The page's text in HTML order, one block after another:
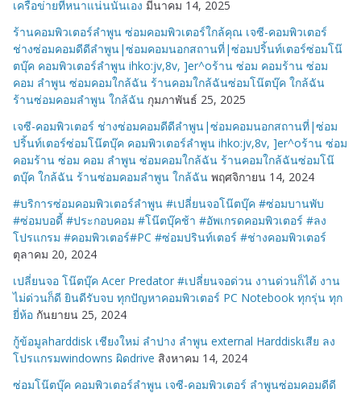
เครือข่ายที่หนาแน่นนั่นเอง มีนาคม 14, 2025
ร้านคอมพิวเตอร์ลำพูน ซ่อมคอมพิวเตอร์ใกล้คุณ เจซี-คอมพิวเตอร์
ช่างซ่อมคอมดีดีลำพูน|ซ่อมคอมนอกสถานที่|ซ่อมปริ้นท์เตอร์ซ่อมโน๊
ตบุ๊ค คอมพิวเตอร์ลำพูน ihko:jv,8v, ]er^oร้าน ซ่อม คอมร้าน ซ่อม
คอม ลำพูน ซ่อมคอมใกล้ฉัน ร้านคอมใกล้ฉันซ่อมโน๊ตบุ๊ค ใกล้ฉัน
ร้านซ่อมคอมลำพูน ใกล้ฉัน กุมภาพันธ์ 25, 2025
เจซี-คอมพิวเตอร์ ช่างซ่อมคอมดีดีลำพูน|ซ่อมคอมนอกสถานที่|ซ่อม
ปริ้นท์เตอร์ซ่อมโน๊ตบุ๊ค คอมพิวเตอร์ลำพูน ihko:jv,8v, ]er^oร้าน ซ่อม
คอมร้าน ซ่อม คอม ลำพูน ซ่อมคอมใกล้ฉัน ร้านคอมใกล้ฉันซ่อมโน๊
ตบุ๊ค ใกล้ฉัน ร้านซ่อมคอมลำพูน ใกล้ฉัน พฤศจิกายน 14, 2024
#บริการซ่อมคอมพิวเตอร์ลำพูน #เปลี่ยนจอโน๊ตบุ๊ค #ซ่อมบานพับ
#ซ่อมบอดี้ #ประกอบคอม #โน๊ตบุ๊คช้า #อัพเกรดคอมพิวเตอร์ #ลง
โปรแกรม #คอมพิวเตอร์#PC #ซ่อมปรินท์เตอร์ #ช่างคอมพิวเตอร์
ตุลาคม 20, 2024
เปลี่ยนจอ โน๊ตบุ๊ค Acer Predator #เปลี่ยนจอด่วน งานด่วนก็ได้ งาน
ไม่ด่วนก็ดี ยินดีรับจบ ทุกปัญหาคอมพิวเตอร์ PC Notebook ทุกรุ่น ทุก
ยี่ห้อ กันยายน 25, 2024
กู้ข้อมูลharddisk เชียงใหม่ ลำปาง ลำพูน external Harddiskเสีย ลง
โปรแกรมwindowns ผิดdrive สิงหาคม 14, 2024
ซ่อมโน๊ตบุ๊ค คอมพิวเตอร์ลำพูน เจซี-คอมพิวเตอร์ ลำพูนซ่อมคอมดีดี